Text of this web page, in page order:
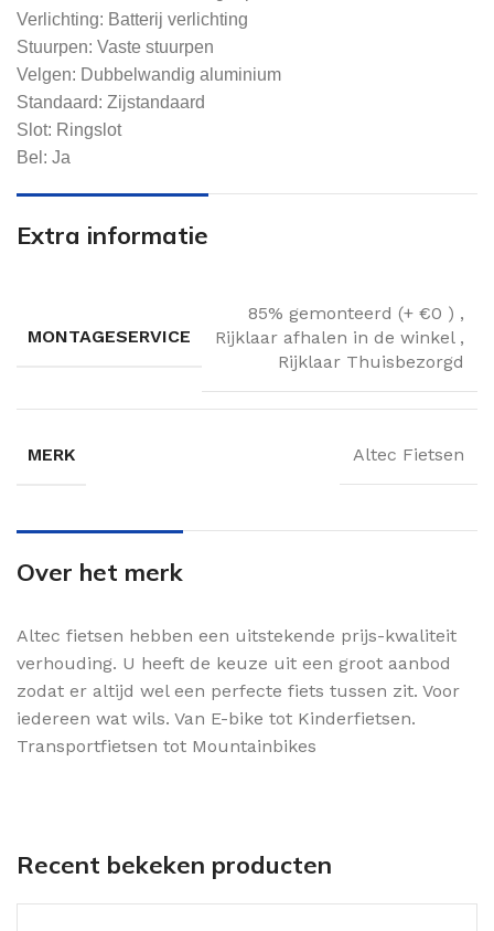
Verlichting: Batterij verlichting
Stuurpen: Vaste stuurpen
Velgen: Dubbelwandig aluminium
Standaard: Zijstandaard
Slot: Ringslot
Bel: Ja
Extra informatie
MONTAGESERVICE
85% gemonteerd (+ €0 ) ,
Rijklaar afhalen in de winkel ,
Rijklaar Thuisbezorgd
MERK Altec Fietsen
Over het merk
Altec fietsen hebben een uitstekende prijs-kwaliteit
verhouding. U heeft de keuze uit een groot aanbod
zodat er altijd wel een perfecte fiets tussen zit. Voor
iedereen wat wils. Van E-bike tot Kinderfietsen.
Transportfietsen tot Mountainbikes
Recent bekeken producten